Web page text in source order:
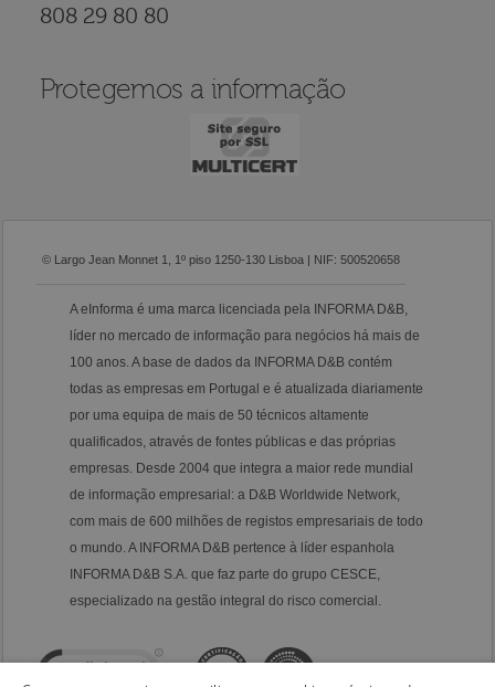
808 29 80 80
Protegemos a informação
© Largo Jean Monnet 1, 1º piso 1250-130 Lisboa | NIF: 500520658
A eInforma é uma marca licenciada pela INFORMA D&B,
líder no mercado de informação para negócios há mais de
100 anos. A base de dados da INFORMA D&B contém
todas as empresas em Portugal e é atualizada diariamente
por uma equipa de mais de 50 técnicos altamente
qualificados, através de fontes públicas e das próprias
empresas. Desde 2004 que integra a maior rede mundial
de informação empresarial: a D&B Worldwide Network,
com mais de 600 milhões de registos empresariais de todo
o mundo. A INFORMA D&B pertence à líder espanhola
INFORMA D&B S.A. que faz parte do grupo CESCE,
especializado na gestão integral do risco comercial.